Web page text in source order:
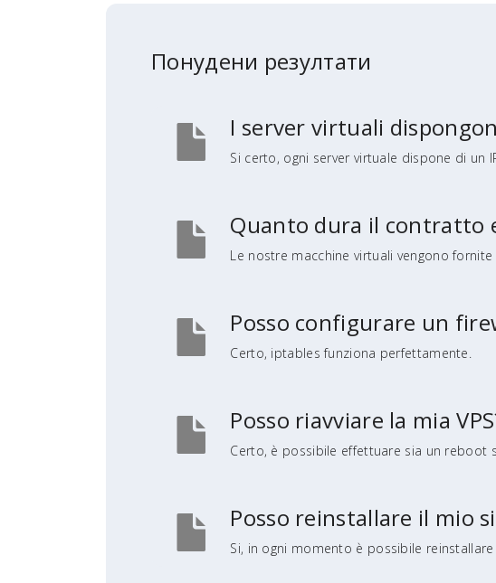
Понудени резултати
I server virtuali
Si certo, ogni server virtuale dispone di
Quanto dura il contratto
Le nostre macchine virtuali vengono
Posso configurare un
Certo, iptables funziona perfettamente.
Posso riavviare la mia
Certo, è possibile effettuare sia un
Posso reinstallare il mio
Si, in ogni momento è possibile